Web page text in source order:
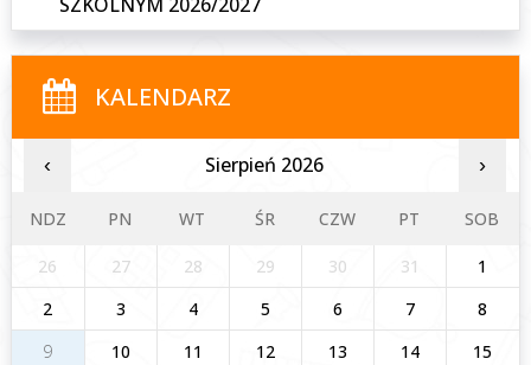
KALENDARZ
‹ Sierpień 2026 ›
NDZ PN WT ŚR CZW PT SOB
26 27 28 29 30 31
1
2
3 4 5 6 7
8
9
10 11 12 13 14
15